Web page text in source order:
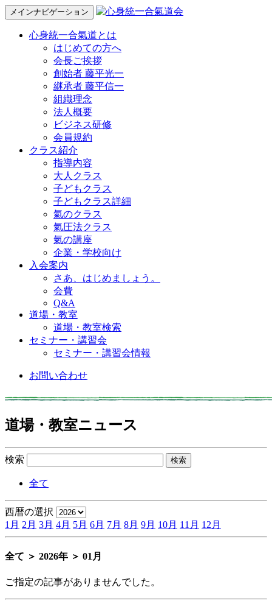
メインナビゲーション
心身統一合氣道とは
はじめての方へ
会長ご挨拶
創始者 藤平光一
継承者 藤平信一
組織理念
法人概要
ビジネス研修
会員規約
クラス紹介
指導内容
大人クラス
子どもクラス
子どもクラス詳細
氣のクラス
氣圧法クラス
氣の講座
企業・学校向け
入会案内
さあ、はじめましょう。
会費
Q&A
道場・教室
道場・教室検索
セミナー・講習会
セミナー・講習会情報
お問い合わせ
道場・教室ニュース
検索
全て
西暦の選択
1月 2月 3月 4月 5月 6月 7月 8月 9月 10月 11月 12月
全て ＞ 2026年 ＞ 01月
ご指定の記事がありませんでした。